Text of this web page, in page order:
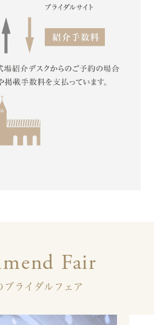
Fair
ブライダルフェア